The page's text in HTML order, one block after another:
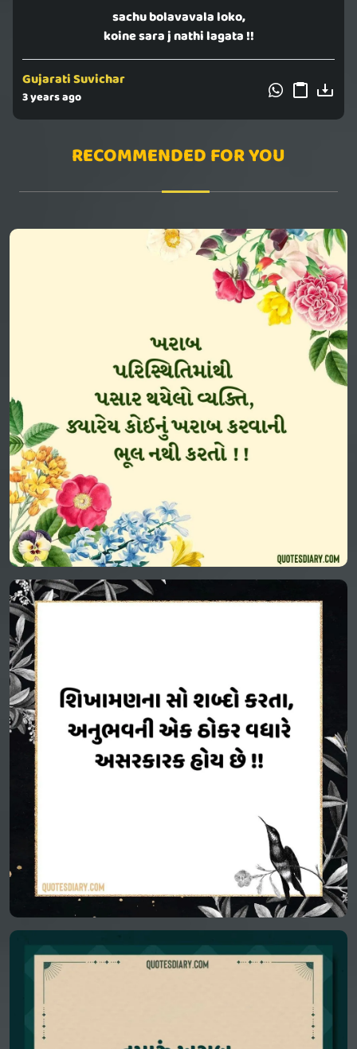
sachu bolavavala loko,
koine sara j nathi lagata !!
Gujarati Suvichar
3 years ago
RECOMMENDED FOR YOU